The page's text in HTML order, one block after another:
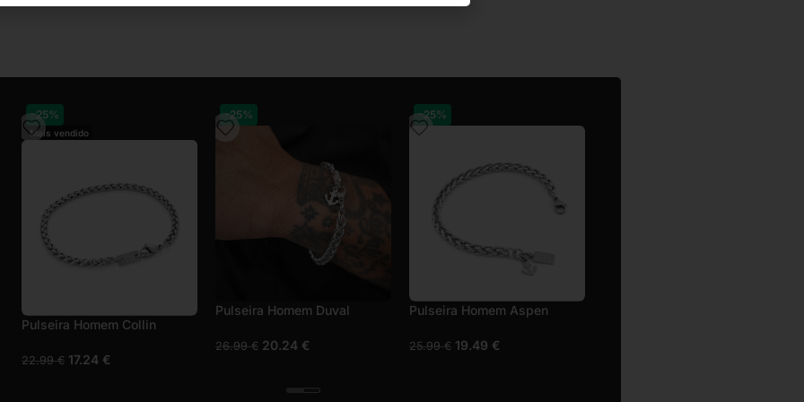
-25%
Mais vendido
Pulseira Homem Malabar
22.99€ 17.24 €
-25%
Mais vendido
-25%
Pulseira Homem Duval
26.99€ 20.24€